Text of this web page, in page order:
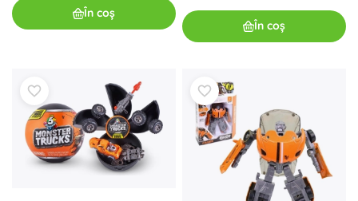
În coș
În coș